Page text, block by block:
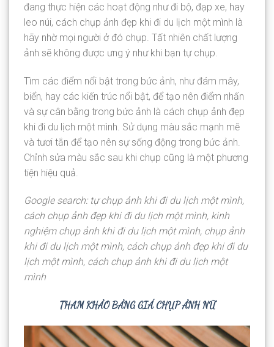
đang thực hiện các hoạt động như đi bộ, đạp xe, hay
leo núi, cách chụp ảnh đẹp khi đi du lịch một mình là
hãy nhờ mọi người ở đó chụp. Tất nhiên chất lượng
ảnh sẽ không được ưng ý như khi bạn tự chụp.
Tìm các điểm nổi bật trong bức ảnh, như đám mây,
biển, hay các kiến trúc nổi bật, để tạo nên điểm nhấn
và sự cân bằng trong bức ảnh là cách chụp ảnh đẹp
khi đi du lịch một mình. Sử dụng màu sắc mạnh mẽ
và tươi tắn để tạo nên sự sống động trong bức ảnh.
Chỉnh sửa màu sắc sau khi chụp cũng là một phương
tiện hiệu quả.
Google search: tự chụp ảnh khi đi du lịch một mình,
cách chụp ảnh đẹp khi đi du lịch một mình, kinh
nghiệm chụp ảnh khi đi du lịch một mình, chụp ảnh
khi đi du lịch một mình, cách chụp ảnh đẹp khi đi du
lịch một mình, cách chụp ảnh khi đi du lịch một
mình
THAM KHẢO BẢNG GIÁ CHỤP ẢNH NỮ